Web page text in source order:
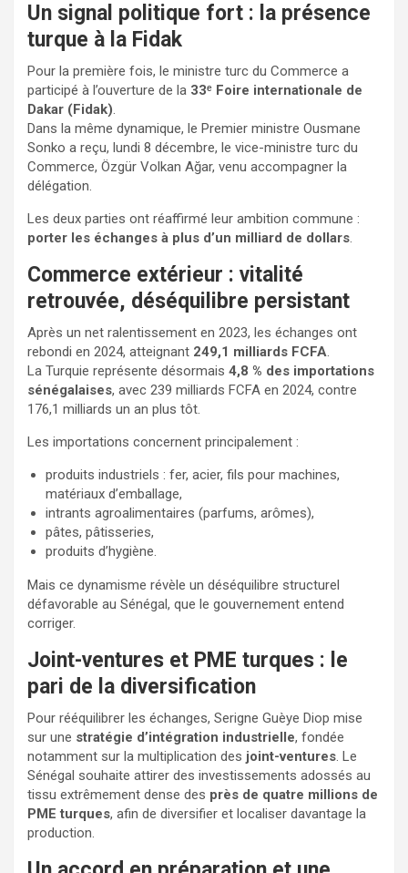
Un signal politique fort : la présence
turque à la Fidak
Pour la première fois, le ministre turc du Commerce a
participé à l’ouverture de la 33ᵉ Foire internationale de
Dakar (Fidak).
Dans la même dynamique, le Premier ministre Ousmane
Sonko a reçu, lundi 8 décembre, le vice-ministre turc du
Commerce, Özgür Volkan Ağar, venu accompagner la
délégation.
Les deux parties ont réaffirmé leur ambition commune :
porter les échanges à plus d’un milliard de dollars.
Commerce extérieur : vitalité
retrouvée, déséquilibre persistant
Après un net ralentissement en 2023, les échanges ont
rebondi en 2024, atteignant 249,1 milliards FCFA.
La Turquie représente désormais 4,8 % des importations
sénégalaises, avec 239 milliards FCFA en 2024, contre
176,1 milliards un an plus tôt.
Les importations concernent principalement :
produits industriels : fer, acier, fils pour machines,
matériaux d’emballage,
intrants agroalimentaires (parfums, arômes),
pâtes, pâtisseries,
produits d’hygiène.
Mais ce dynamisme révèle un déséquilibre structurel
défavorable au Sénégal, que le gouvernement entend
corriger.
Joint-ventures et PME turques : le
pari de la diversification
Pour rééquilibrer les échanges, Serigne Guèye Diop mise
sur une stratégie d’intégration industrielle, fondée
notamment sur la multiplication des joint-ventures. Le
Sénégal souhaite attirer des investissements adossés au
tissu extrêmement dense des près de quatre millions de
PME turques, afin de diversifier et localiser davantage la
production.